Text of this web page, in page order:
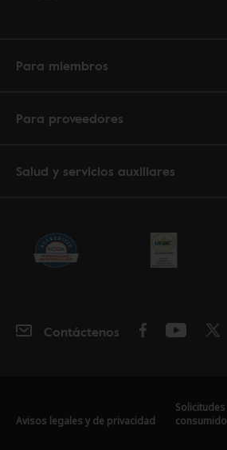
Para miembros
Para proveedores
Salud y servicios auxiliares
Contáctenos
Avisos legales y de privacidad